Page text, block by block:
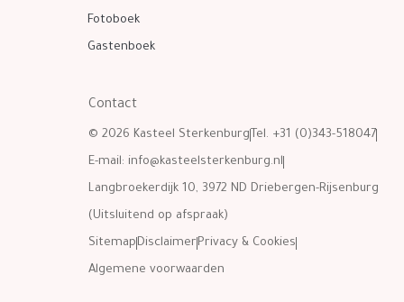
Fotoboek
Gastenboek
Contact
© 2026 Kasteel Sterkenburg Tel. +31 (0)343-518047
E-mail: info@kasteelsterkenburg.nl
Langbroekerdijk 10, 3972 ND Driebergen-Rijsenburg
(Uitsluitend op afspraak)
Sitemap Disclaimer Privacy & Cookies
Algemene voorwaarden